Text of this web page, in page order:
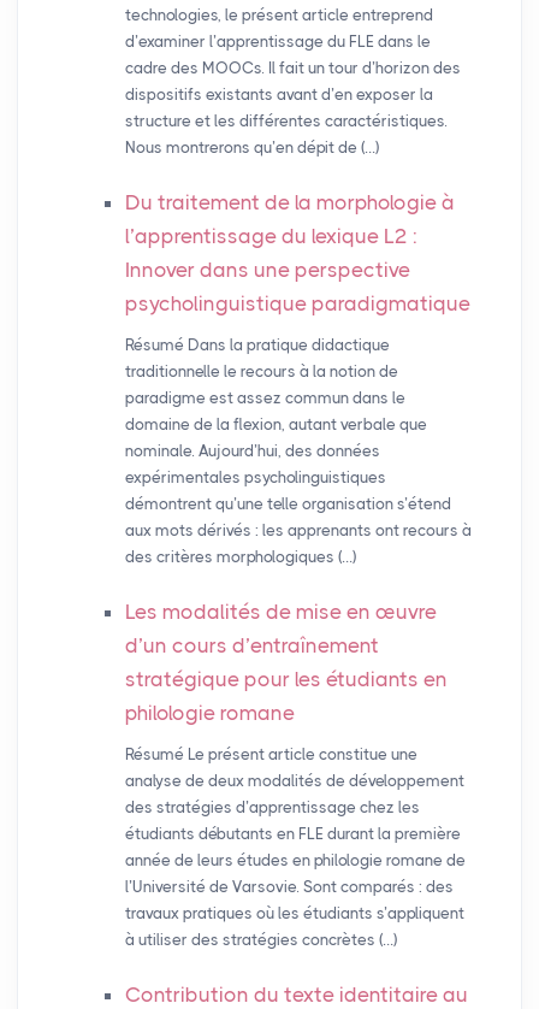
technologies, le présent article entreprend
d’examiner l’apprentissage du FLE dans le
cadre des MOOCs. Il fait un tour d’horizon des
dispositifs existants avant d’en exposer la
structure et les différentes caractéristiques.
Nous montrerons qu’en dépit de (…)
Du traitement de la morphologie à
l’apprentissage du lexique L2 :
Innover dans une perspective
psycholinguistique paradigmatique
Résumé Dans la pratique didactique
traditionnelle le recours à la notion de
paradigme est assez commun dans le
domaine de la flexion, autant verbale que
nominale. Aujourd’hui, des données
expérimentales psycholinguistiques
démontrent qu’une telle organisation s’étend
aux mots dérivés : les apprenants ont recours à
des critères morphologiques (…)
Les modalités de mise en œuvre
d’un cours d’entraînement
stratégique pour les étudiants en
philologie romane
Résumé Le présent article constitue une
analyse de deux modalités de développement
des stratégies d’apprentissage chez les
étudiants débutants en FLE durant la première
année de leurs études en philologie romane de
l’Université de Varsovie. Sont comparés : des
travaux pratiques où les étudiants s’appliquent
à utiliser des stratégies concrètes (…)
Contribution du texte identitaire au